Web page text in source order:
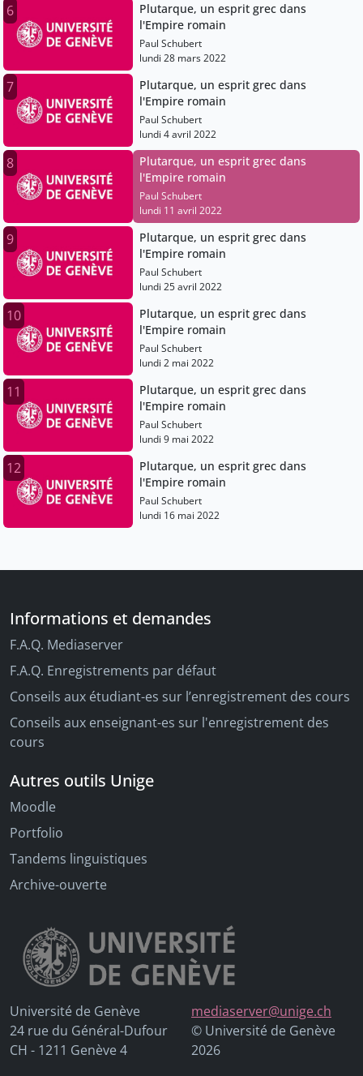
6
Plutarque, un esprit grec dans
l'Empire romain
Paul Schubert
lundi 28 mars 2022
7
Plutarque, un esprit grec dans
l'Empire romain
Paul Schubert
lundi 4 avril 2022
8
Plutarque, un esprit grec dans
l'Empire romain
Paul Schubert
lundi 11 avril 2022
9
Plutarque, un esprit grec dans
l'Empire romain
Paul Schubert
lundi 25 avril 2022
10
Plutarque, un esprit grec dans
l'Empire romain
Paul Schubert
lundi 2 mai 2022
11
Plutarque, un esprit grec dans
l'Empire romain
Paul Schubert
lundi 9 mai 2022
12
Plutarque, un esprit grec dans
l'Empire romain
Paul Schubert
lundi 16 mai 2022
Informations et demandes
F.A.Q. Mediaserver
F.A.Q. Enregistrements par défaut
Conseils aux étudiant-es sur l’enregistrement des cours
Conseils aux enseignant-es sur l'enregistrement des
cours
Autres outils Unige
Moodle
Portfolio
Tandems linguistiques
Archive-ouverte
Université de Genève
24 rue du Général-Dufour
CH - 1211 Genève 4
mediaserver@unige.ch
© Université de Genève
2026